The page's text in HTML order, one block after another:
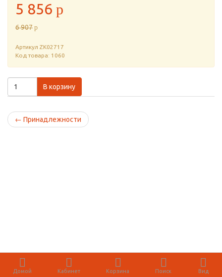
5 856 p
6 907 p
Артикул ZK02717
Код товара: 1060
В корзину
← Принадлежности
Домой Кабинет Корзина Поиск Вид